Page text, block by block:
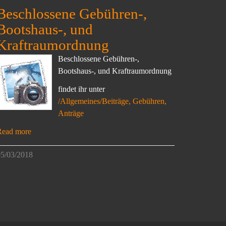
Gebühren-,
, und
Beschlossene Gebühren-,
Bootshaus-, und Kraftraumordnung
findet ihr unter
/Allgemeines/Beiträge, Gebühren,
Anträge
more
03/2018